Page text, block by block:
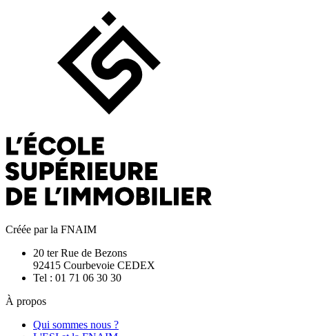
Créée par la FNAIM
20 ter Rue de Bezons
92415 Courbevoie CEDEX
Tel : 01 71 06 30 30
À propos
Qui sommes nous ?